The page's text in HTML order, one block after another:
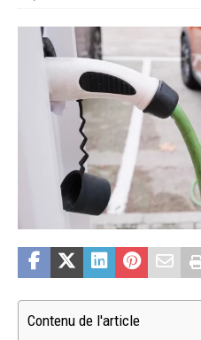
Contenu de l'article